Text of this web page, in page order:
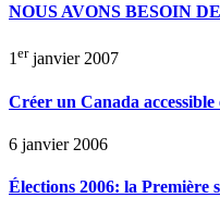
NOUS AVONS BESOIN
1 erjanvier 2007
Créer un Canada
6 janvier 2006
Élections 2006: la Première